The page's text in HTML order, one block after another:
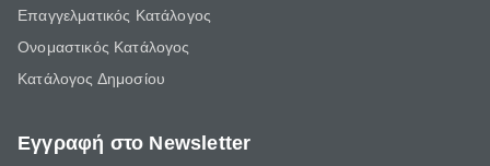
Επαγγελματικός Κατάλογος
Ονομαστικός Κατάλογος
Κατάλογος Δημοσίου
Εγγραφή στο Newsletter